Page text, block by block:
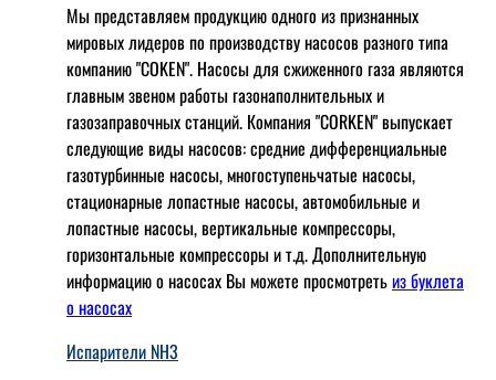
Мы представляем продукцию одного из признанных
мировых лидеров по производству насосов разного типа
компанию "COKEN". Насосы для сжиженного газа являются
главным звеном работы газонаполнительных и
газозаправочных станций. Компания "CORKEN" выпускает
следующие виды насосов: cредние дифференциальные
газотурбинные насосы, многоступеньчатые насосы,
стационарные лопастные насосы, автомобильные и
лопaстные насосы, вертикальные компрессоры,
горизонтальные компрессоры и т.д. Дополнительную
информацию о насосах Вы можете просмотретьиз буклета
о насосах
Испарители NH3